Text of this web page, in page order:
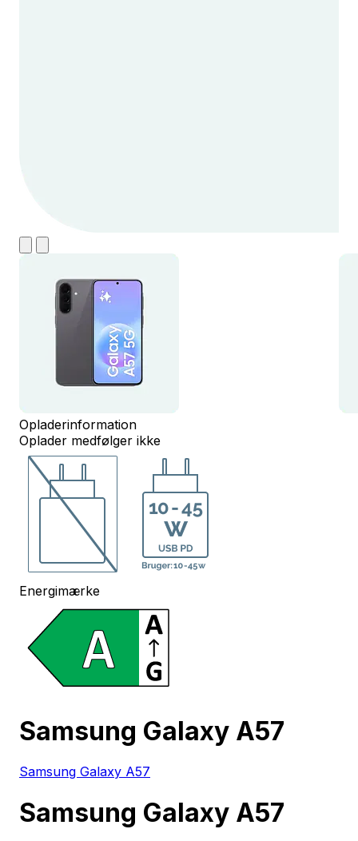
Opladerinformation
Oplader medfølger ikke
Energimærke
Samsung Galaxy A57
Samsung Galaxy A57
Samsung Galaxy A57